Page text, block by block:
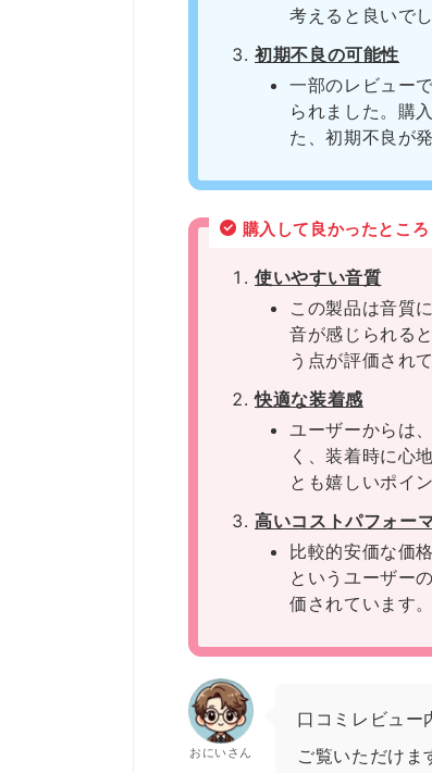
考えると良いでし
初期不良の可能性
一部のレビュー
られました。購
た、初期不良が
購入して良かったところ
使いやすい音質
この製品は音質
音が感じられる
う点が評価され
快適な装着感
ユーザーからは
く、装着時に心
とも嬉しいポイ
高いコストパフォー
比較的安価な価
というユーザー
価されています。
おにいさん
口コミレビュー
ご覧いただけま